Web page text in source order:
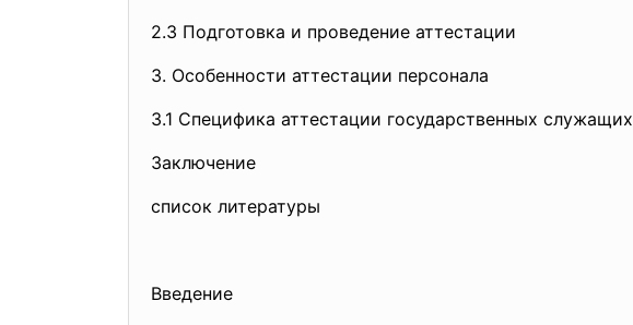
2.3 Подготовка и проведение аттестации
3. Особенности аттестации персонала
3.1 Специфика аттестации государственных служащих
Заключение
список литературы
Введение